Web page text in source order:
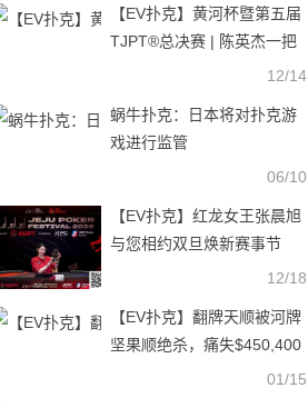
【EV扑克】黄河杯暨第五届
TJPT®总决赛 | 陈英杰一把
清两家call出FT，彭科453.5
12/14
蜗牛扑克：日本将对扑克游
戏进行监管
06/10
【EV扑克】红龙女王张晨旭
与您相约双旦焕新赛事节
12/18
【EV扑克】翻牌天顺被河牌
坚果顺绝杀，痛失$450,400
01/15